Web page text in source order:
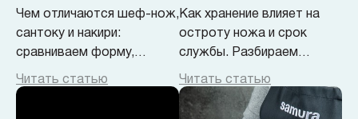
Problem@samura.ru
По вопросам качества
Чем отличаются шеф-нож,
сантоку и накири:
сравниваем форму,
способы реза и
назначение. Разбираемся,
Читать статью
Как хранение влияет на
остроту ножа и срок
службы. Разбираем
ошибки, простой уход и
удобные способы
хранения — магнитные
Читать статью